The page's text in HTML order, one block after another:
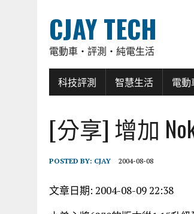
CJAY TECH
電動車・評測・純電生活
科技評測 智慧生活 電動
[分享] 增加
POSTED BY: CJAY 2004-08-08
文章日期: 2004-08-09 22:38